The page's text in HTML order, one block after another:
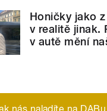
Honičky jako
v realitě jinak.
v autě mění